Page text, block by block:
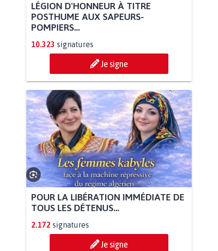
LÉGION D'HONNEUR À TITRE
POSTHUME AUX SAPEURS-
POMPIERS...
10.323 signatures
Je signe
POUR LA LIBÉRATION IMMÉDIATE DE
TOUS LES DÉTENUS...
2.172 signatures
Je signe